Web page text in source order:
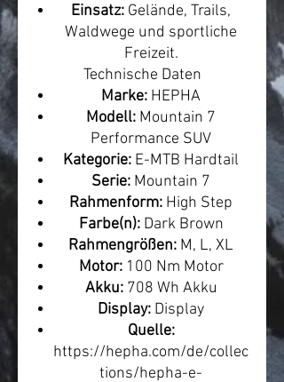
Einsatz: Gelände, Trails,
Waldwege und sportliche
Freizeit.
Technische Daten
Marke: HEPHA
Modell: Mountain 7
Performance SUV
Kategorie: E-MTB Hardtail
Serie: Mountain 7
Rahmenform: High Step
Farbe(n):Dark Brown
Rahmengrößen: M, L, XL
Motor:100 Nm Motor
Akku:708 Wh Akku
Display: Display
Quelle:
https://hepha.com/de/collec
tions/hepha-e-